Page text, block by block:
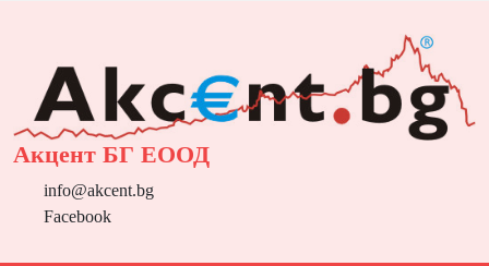
Акцент БГ ЕООД
info@akcent.bg
Facebook